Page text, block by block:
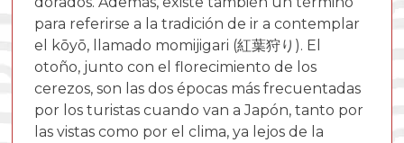
para referirse a la tradición de ir a contemplar
el kōyō, llamado momijigari (紅葉狩り). El
otoño, junto con el florecimiento de los
cerezos, son las dos épocas más frecuentadas
por los turistas cuando van a Japón, tanto por
las vistas como por el clima, ya lejos de la